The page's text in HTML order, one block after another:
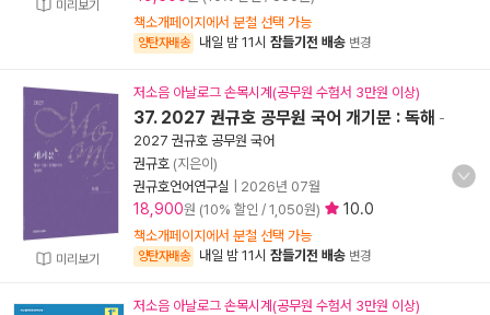
미리보기
책소개페이지에서 분철 선택 가능
양탄자배송 내일 밤 11시 잠들기전 배송 변경
미리보기
저소음 아날로그 손목시계(공무원 수험서 3만원 이상)
37. 2027 권규호 공무원 국어 개기문 : 독해 -
2027 권규호 공무원 국어
권규호 (지은이)
권규호언어연구실
2026년 07월
18,900원 (10% 할인 / 1,050원) 10.0
책소개페이지에서 분철 선택 가능
양탄자배송 내일 밤 11시 잠들기전 배송 변경
저소음 아날로그 손목시계(공무원 수험서 3만원 이상)